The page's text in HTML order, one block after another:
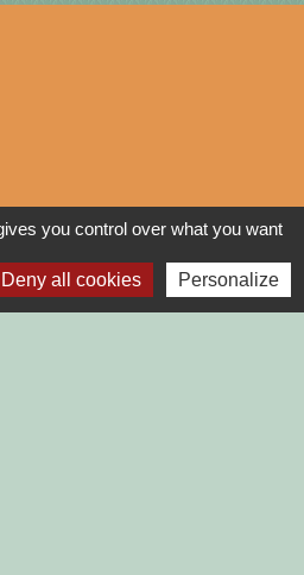
you control over what you want
Deny all cookies Personalize